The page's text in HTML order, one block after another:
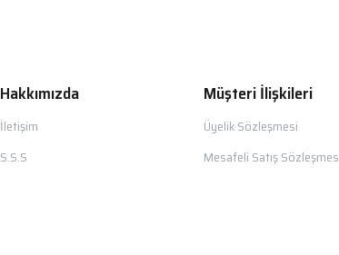
Hakkımızda
İletişim
S.S.S
Müşteri İlişkileri
Üyelik Sözleşmesi
Mesafeli Satış